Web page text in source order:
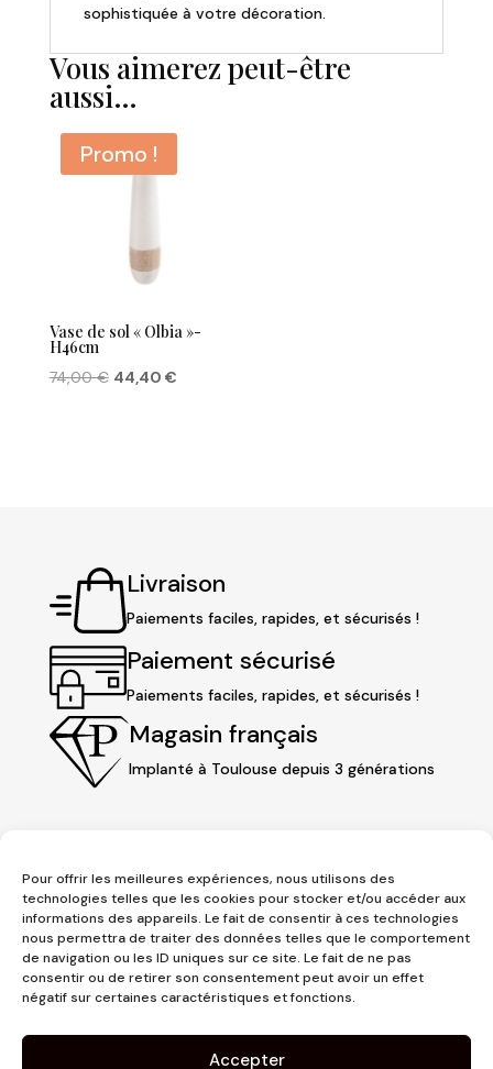
Pour offrir les meilleures expériences, nous utilisons des
technologies telles que les cookies pour stocker et/ou accéder aux
informations des appareils. Le fait de consentir à ces technologies
nous permettra de traiter des données telles que le comportement
de navigation ou les ID uniques sur ce site. Le fait de ne pas
consentir ou de retirer son consentement peut avoir un effet
négatif sur certaines caractéristiques et fonctions.
Accepter
sophistiquée à votre décoration.
Vous aimerez peut-être
aussi…
Promo !
Vase de sol « Olbia »-
H46cm
74,00€ Le
44,40 €Le
Livraison
Paiements faciles, rapides, et sécurisés !
Paiement sécurisé
Paiements faciles, rapides, et sécurisés !
Magasin français
Implanté à Toulouse depuis 3 générations
3 place Jeanne d'Arc
31000 Toulouse
contact@pujolmaison.com